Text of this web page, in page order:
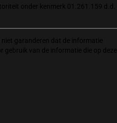
onder kenmerk 01.261.159 d.d.
garanderen dat de informatie
van de informatie die op deze